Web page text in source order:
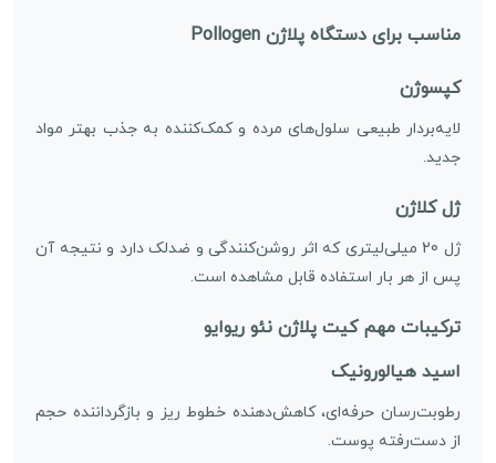
مناسب برای دستگاه پلاژن Pollogen
کپسوژن
لایه‌بردار طبیعی سلول‌های مرده و کمک‌کننده به جذب بهتر مواد
جدید.
ژل کلاژن
ژل 20 میلی‌لیتری که اثر روشن‌کنندگی و ضدلک دارد و نتیجه آن
پس از هر بار استفاده قابل مشاهده است.
ترکیبات مهم کیت پلاژن نئو ریوایو
اسید هیالورونیک
رطوبت‌رسان حرفه‌ای، کاهش‌دهنده خطوط ریز و بازگرداننده حجم
از دست‌رفته پوست.